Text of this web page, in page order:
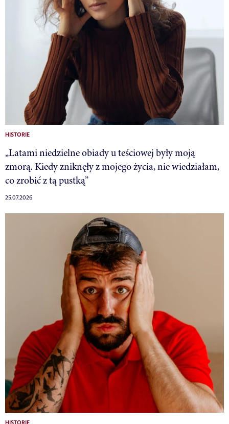
HISTORIE
„Latami niedzielne obiady u teściowej były moją
zmorą. Kiedy zniknęły z mojego życia, nie wiedziałam,
co zrobić z tą pustką”
25.07.2026